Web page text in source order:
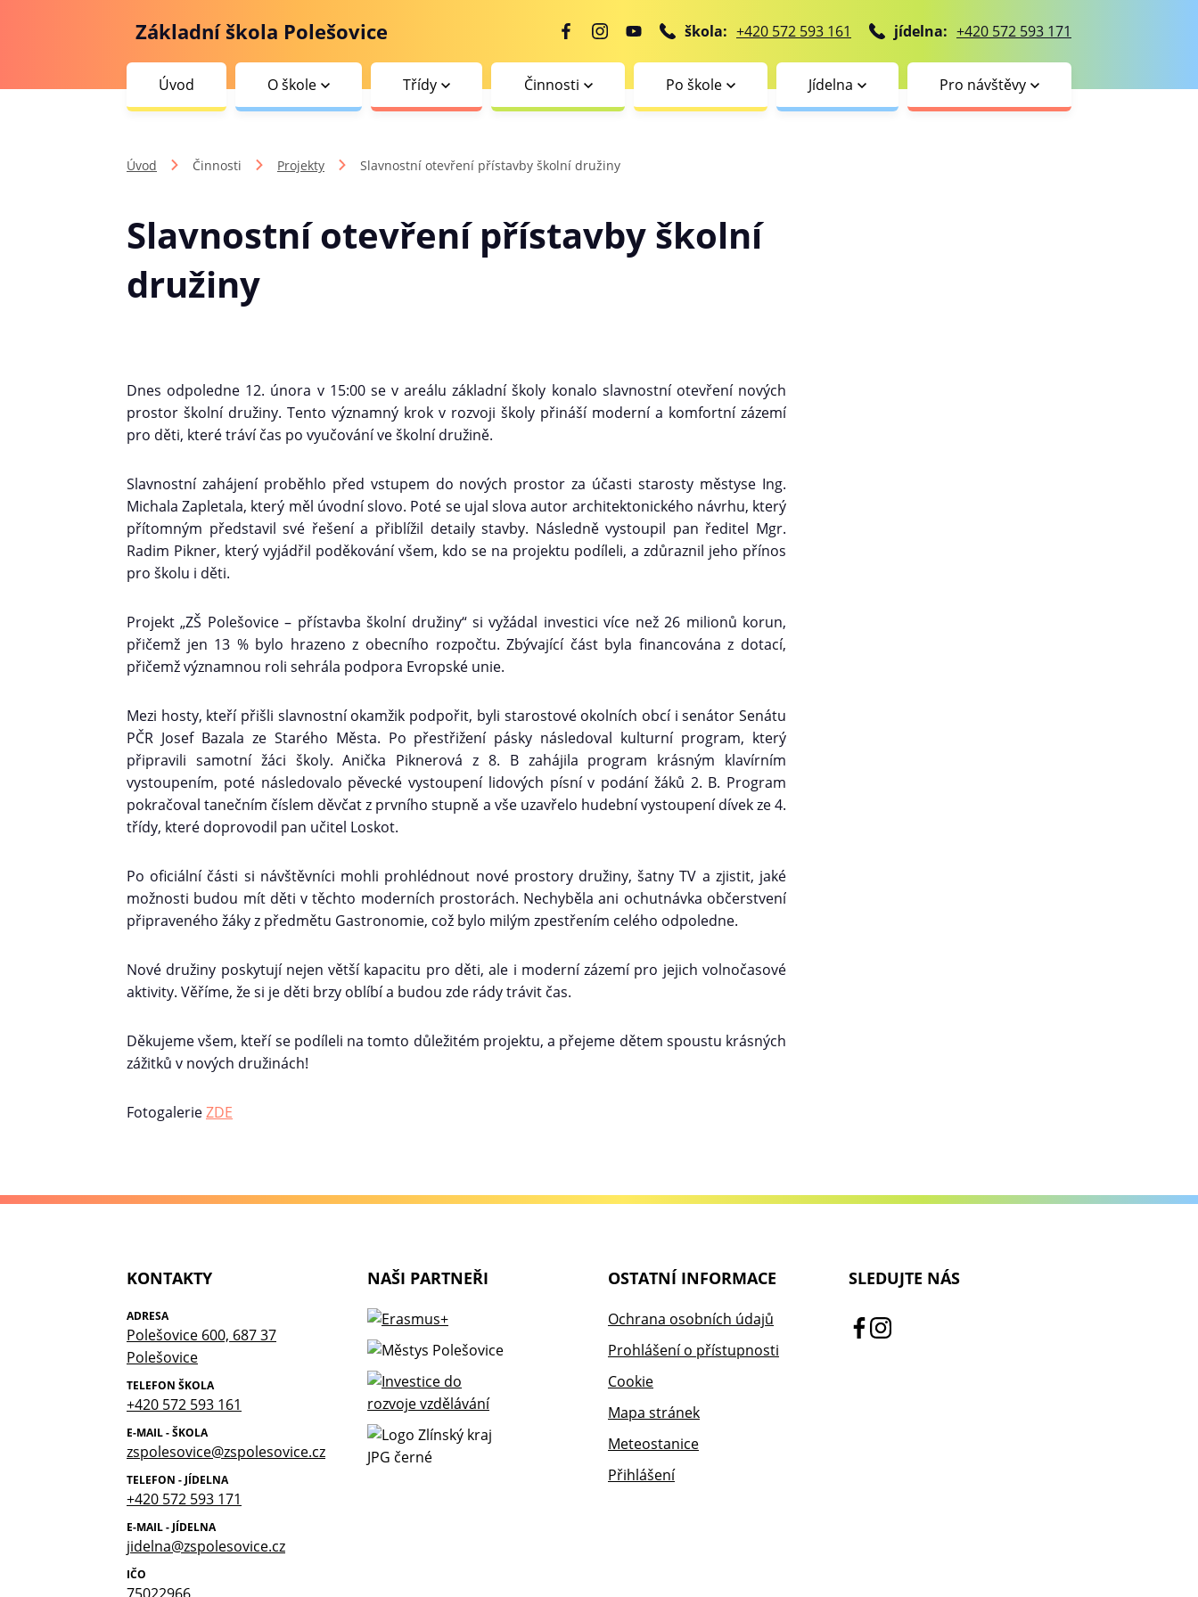
Základní škola Polešovice škola: +420 572 593 161 jídelna: +420 572 593 171
Úvod O škole Třídy Činnosti Po škole Jídelna Pro návštěvy
Úvod Činnosti Projekty Slavnostní otevření přístavby školní družiny
Slavnostní otevření přístavby školní
družiny
Dnes odpoledne 12. února v 15:00 se v areálu základní školy konalo slavnostní otevření nových
prostor školní družiny. Tento významný krok v rozvoji školy přináší moderní a komfortní zázemí
pro děti, které tráví čas po vyučování ve školní družině.
Slavnostní zahájení proběhlo před vstupem do nových prostor za účasti starosty městyse Ing.
Michala Zapletala, který měl úvodní slovo. Poté se ujal slova autor architektonického návrhu, který
přítomným představil své řešení a přiblížil detaily stavby. Následně vystoupil pan ředitel Mgr.
Radim Pikner, který vyjádřil poděkování všem, kdo se na projektu podíleli, a zdůraznil jeho přínos
pro školu i děti.
Projekt „ZŠ Polešovice – přístavba školní družiny“ si vyžádal investici více než 26 milionů korun,
přičemž jen 13 % bylo hrazeno z obecního rozpočtu. Zbývající část byla financována z dotací,
přičemž významnou roli sehrála podpora Evropské unie.
Mezi hosty, kteří přišli slavnostní okamžik podpořit, byli starostové okolních obcí i senátor Senátu
PČR Josef Bazala ze Starého Města. Po přestřižení pásky následoval kulturní program, který
připravili samotní žáci školy. Anička Piknerová z 8. B zahájila program krásným klavírním
vystoupením, poté následovalo pěvecké vystoupení lidových písní v podání žáků 2. B. Program
pokračoval tanečním číslem děvčat z prvního stupně a vše uzavřelo hudební vystoupení dívek ze 4.
třídy, které doprovodil pan učitel Loskot.
Po oficiální části si návštěvníci mohli prohlédnout nové prostory družiny, šatny TV a zjistit, jaké
možnosti budou mít děti v těchto moderních prostorách. Nechyběla ani ochutnávka občerstvení
připraveného žáky z předmětu Gastronomie, což bylo milým zpestřením celého odpoledne.
Nové družiny poskytují nejen větší kapacitu pro děti, ale i moderní zázemí pro jejich volnočasové
aktivity. Věříme, že si je děti brzy oblíbí a budou zde rády trávit čas.
Děkujeme všem, kteří se podíleli na tomto důležitém projektu, a přejeme dětem spoustu krásných
zážitků v nových družinách!
FotogalerieZDE
KONTAKTY
ADRESA
Polešovice 600, 687 37
Polešovice
TELEFON ŠKOLA
+420 572 593 161
E-MAIL - ŠKOLA
zspolesovice@zspolesovice.cz
TELEFON - JÍDELNA
+420 572 593 171
E-MAIL - JÍDELNA
jidelna@zspolesovice.cz
IČO
NAŠI PARTNEŘI OSTATNÍ INFORMACE
Ochrana osobních údajů
Prohlášení o přístupnosti
Cookie
Mapa stránek
Meteostanice
Přihlášení
SLEDUJTE NÁS